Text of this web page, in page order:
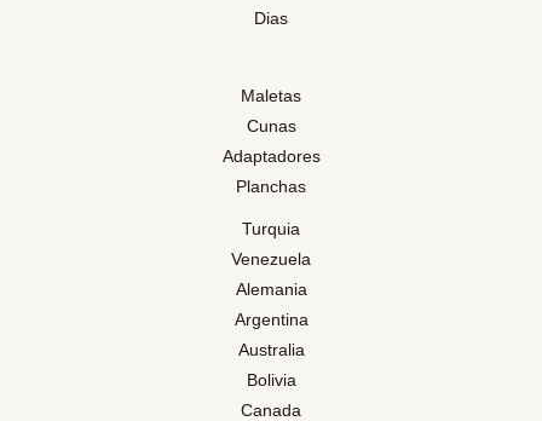
Dias
Maletas
Cunas
Adaptadores
Planchas
Turquia
Venezuela
Alemania
Argentina
Australia
Bolivia
Canada